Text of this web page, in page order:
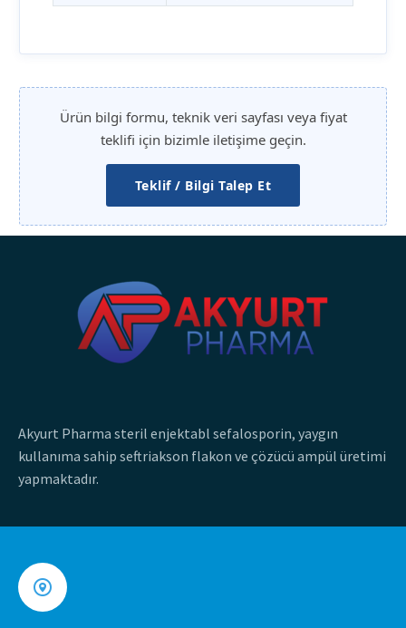
Ürün bilgi formu, teknik veri sayfası veya fiyat
teklifi için bizimle iletişime geçin.
Teklif / Bilgi Talep Et
Akyurt Pharma steril enjektabl sefalosporin, yaygın
kullanıma sahip seftriakson flakon ve çözücü ampül üretimi
yapmaktadır.